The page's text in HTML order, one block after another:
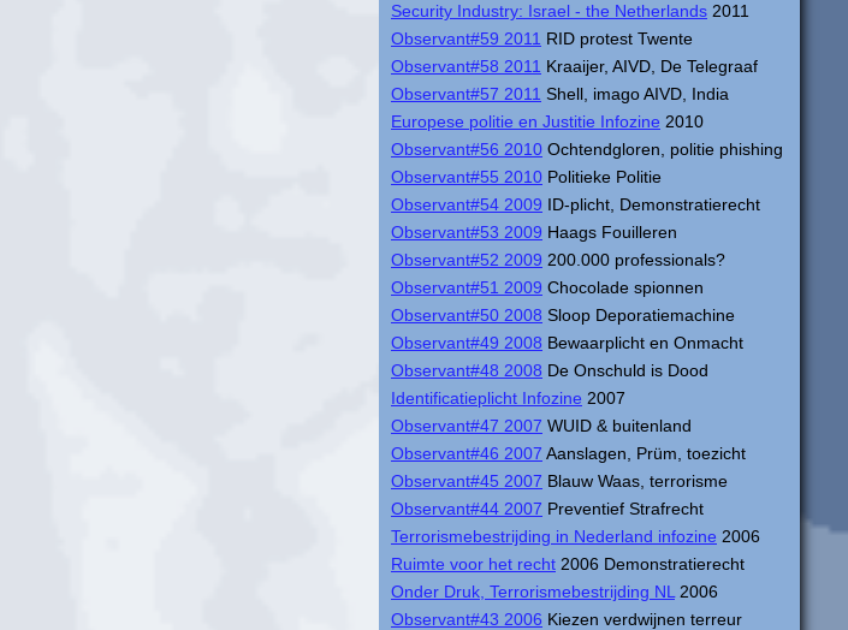
Security Industry: Israel - the Netherlands 2011
Observant#59 2011 RID protest Twente
Observant#58 2011 Kraaijer, AIVD, De Telegraaf
Observant#57 2011 Shell, imago AIVD, India
Europese politie en Justitie Infozine 2010
Observant#56 2010 Ochtendgloren, politie phishing
Observant#55 2010 Politieke Politie
Observant#54 2009 ID-plicht, Demonstratierecht
Observant#53 2009 Haags Fouilleren
Observant#52 2009 200.000 professionals?
Observant#51 2009 Chocolade spionnen
Observant#50 2008 Sloop Deporatiemachine
Observant#49 2008 Bewaarplicht en Onmacht
Observant#48 2008 De Onschuld is Dood
Identificatieplicht Infozine 2007
Observant#47 2007 WUID & buitenland
Observant#46 2007 Aanslagen, Prüm, toezicht
Observant#45 2007 Blauw Waas, terrorisme
Observant#44 2007 Preventief Strafrecht
Terrorismebestrijding in Nederland infozine 2006
Ruimte voor het recht 2006 Demonstratierecht
Onder Druk, Terrorismebestrijding NL 2006
Observant#43 2006 Kiezen verdwijnen terreur